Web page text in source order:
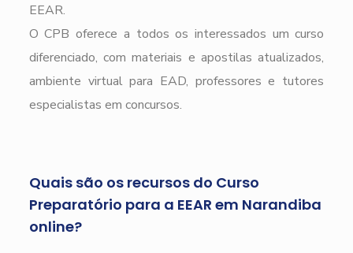
EEAR.
O CPB oferece a todos os interessados um curso
diferenciado, com materiais e apostilas atualizados,
ambiente virtual para EAD, professores e tutores
especialistas em concursos.
Quais são os recursos do Curso
Preparatório para a EEAR em Narandiba
online?